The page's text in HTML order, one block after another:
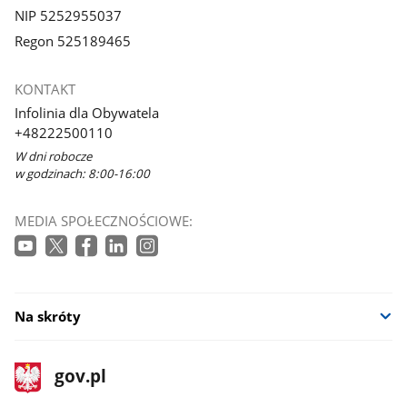
NIP 5252955037
Regon 525189465
KONTAKT
Infolinia dla Obywatela
+48222500110
W dni robocze
w godzinach: 8:00-16:00
MEDIA SPOŁECZNOŚCIOWE:
Na skróty
stopka
gov.pl
Strona
gov.pl